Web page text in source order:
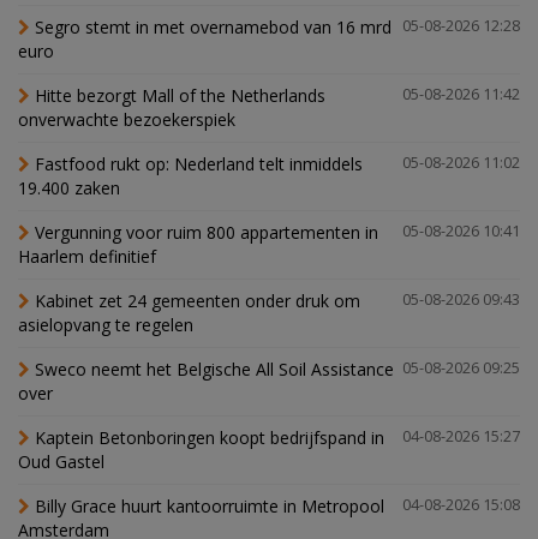
05-08-2026 12:28
Segro stemt in met overnamebod van 16 mrd
euro
05-08-2026 11:42
Hitte bezorgt Mall of the Netherlands
onverwachte bezoekerspiek
05-08-2026 11:02
Fastfood rukt op: Nederland telt inmiddels
19.400 zaken
05-08-2026 10:41
Vergunning voor ruim 800 appartementen in
Haarlem definitief
05-08-2026 09:43
Kabinet zet 24 gemeenten onder druk om
asielopvang te regelen
05-08-2026 09:25
Sweco neemt het Belgische All Soil Assistance
over
04-08-2026 15:27
Kaptein Betonboringen koopt bedrijfspand in
Oud Gastel
04-08-2026 15:08
Billy Grace huurt kantoorruimte in Metropool
Amsterdam